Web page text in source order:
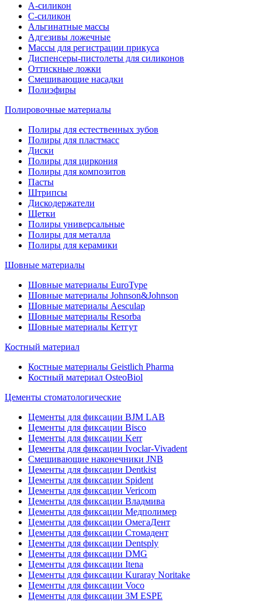
А-силикон
C-силикон
Альгинатные массы
Адгезивы ложечные
Массы для регистрации прикуса
Диспенсеры-пистолеты для силиконов
Оттискные ложки
Смешивающие насадки
Полиэфиры
Полировочные материалы
Полиры для естественных зубов
Полиры для пластмасс
Диски
Полиры для циркония
Полиры для композитов
Пасты
Штрипсы
Дискодержатели
Щетки
Полиры универсальные
Полиры для металла
Полиры для керамики
Шовные материалы
Шовные материалы EuroType
Шовные материалы Johnson&Johnson
Шовные материалы Aesculap
Шовные материалы Resorba
Шовные материалы Кетгут
Костный материал
Костные материалы Geistlich Pharma
Костный материал OsteoBiol
Цементы стоматологические
Цементы для фиксации BJM LAB
Цементы для фиксации Bisco
Цементы для фиксации Kerr
Цементы для фиксации Ivoclar-Vivadent
Смешивающие наконечники JNB
Цементы для фиксации Dentkist
Цементы для фиксации Spident
Цементы для фиксации Vericom
Цементы для фиксации Владмива
Цементы для фиксации Медполимер
Цементы для фиксации ОмегаДент
Цементы для фиксации Стомадент
Цементы для фиксации Dentsply
Цементы для фиксации DMG
Цементы для фиксации Itena
Цементы для фиксации Kuraray Noritake
Цементы для фиксации Voco
Цементы для фиксации 3M ESPE